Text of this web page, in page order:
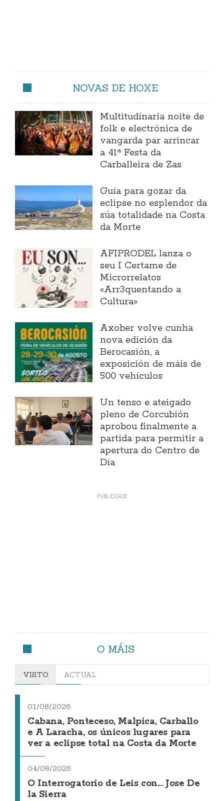
NOVAS DE HOXE
Multitudinaria noite de
folk e electrónica de
vangarda par arrincar
a 41ª Festa da
Carballeira de Zas
Guía para gozar da
eclipse no esplendor da
súa totalidade na Costa
da Morte
AFIPRODEL lanza o
seu I Certame de
Microrrelatos
«Arr3quentando a
Cultura»
Axober volve cunha
nova edición da
Berocasión, a
exposición de máis de
500 vehículos
Un tenso e ateigado
pleno de Corcubión
aprobou finalmente a
partida para permitir a
apertura do Centro de
Día
O MÁIS
VISTO ACTUAL
01/08/2026
Cabana, Ponteceso, Malpica, Carballo
e A Laracha, os únicos lugares para
ver a eclipse total na Costa da Morte
04/08/2026
O Interrogatorio de Leis con... Jose De
la Sierra